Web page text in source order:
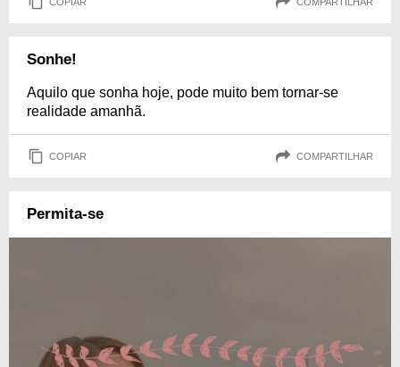
Sonhe!
Aquilo que sonha hoje, pode muito bem tornar-se
realidade amanhã.
COPIAR COMPARTILHAR
Permita-se